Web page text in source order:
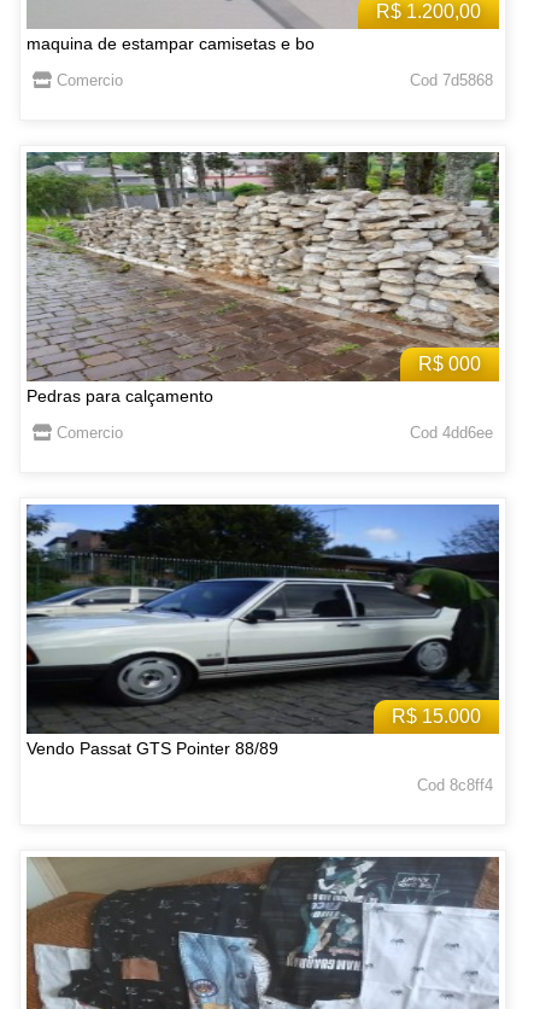
R$ 1.200,00
maquina de estampar camisetas e bo
Comercio Cod 7d5868
R$ 000
Pedras para calçamento
Comercio Cod 4dd6ee
R$ 15.000
Vendo Passat GTS Pointer 88/89
Cod 8c8ff4